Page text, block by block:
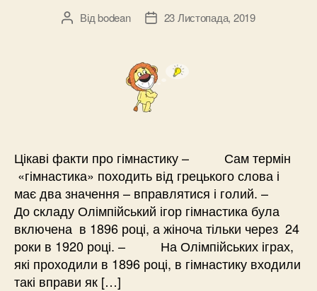
Автор
Відbodean
Дата23 Листопада, 2019
Цікаві факти про гімнастику – Сам термін
«гімнастика» походить від грецького слова і
має два значення – вправлятися і голий. –
До складу Олімпійський ігор гімнастика була
включена в 1896 році, а жіноча тільки через 24
роки в 1920 році. – На Олімпійських іграх,
які проходили в 1896 році, в гімнастику входили
такі вправи як […]